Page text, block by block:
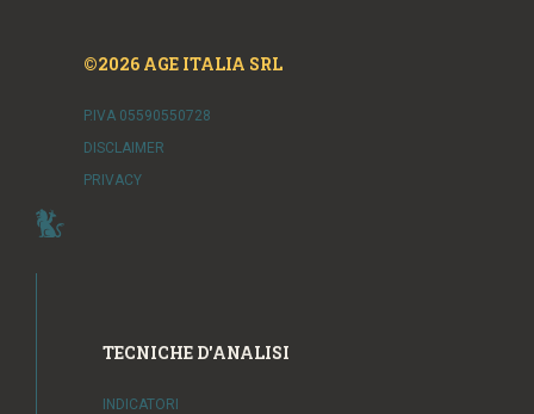
©2026 AGE ITALIA SRL
P.IVA 05590550728
DISCLAIMER
PRIVACY
TECNICHE D'ANALISI
INDICATORI